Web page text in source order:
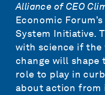
Alliance of CEO
Economic
System Initiative.
with science if the
change will shape
role to play in
about action from